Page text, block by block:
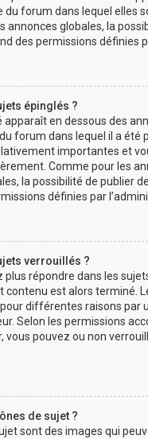
du forum dans lequel elles
annonces globales, la
des permissions définies
épinglés ?
apparaît en dessous des
forum dans lequel il a été
importantes et
Comme pour les
la possibilité de publier
définies par
verrouillés ?
plus répondre dans les
contenu est alors terminé.
différentes raisons par
Selon les permissions
vous pouvez ou non
de sujet ?
sont des images qui